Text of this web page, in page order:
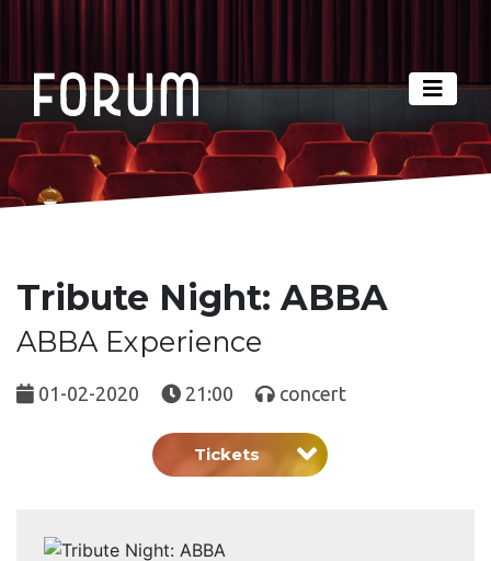
Tribute Night: ABBA
ABBA Experience
01-02-2020 21:00 concert
Tickets